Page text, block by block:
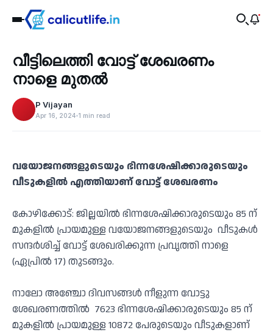
‹
Recent
വീട്ടിലെത്തി വോട്ട് ശേഖരണം
നാളെ മുതൽ
P Vijayan
Apr 16, 2024 1 min read
വയോജനങ്ങളുടെയും ഭിന്നശേഷിക്കാരുടെയും
വീടുകളിൽ എത്തിയാണ് വോട്ട് ശേഖരണം
കോഴിക്കോട്: ജില്ലയിൽ ഭിന്നശേഷിക്കാരുടെയും 85 ന്
മുകളിൽ പ്രായമുള്ള വയോജനങ്ങളുടെയും വീടുകൾ
സന്ദർശിച്ച് വോട്ട് ശേഖരിക്കുന്ന പ്രവൃത്തി നാളെ
(ഏപ്രിൽ 17) തുടങ്ങും.
നാലോ അഞ്ചോ ദിവസങ്ങൾ നീളുന്ന വോട്ടു
ശേഖരണത്തിൽ 7623 ഭിന്നശേഷിക്കാരുടെയും 85 ന്
മുകളിൽ പ്രായമുള്ള 10872 പേരുടെയും വീടുകളാണ്